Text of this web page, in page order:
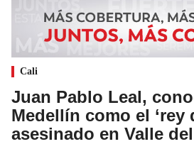
Cali
Juan Pablo Leal,
Medellín como el ‘rey
asesinado en Valle